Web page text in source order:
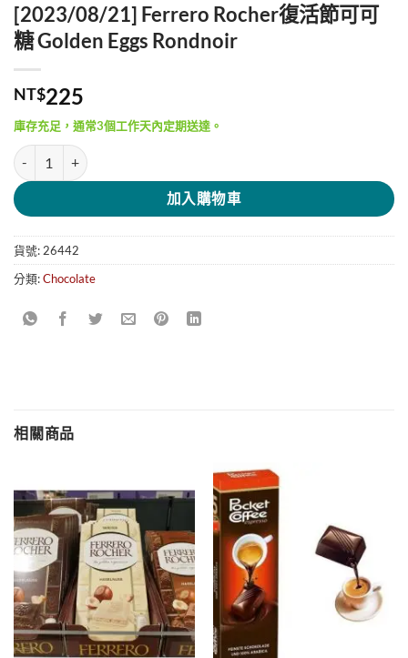
[2023/08/21] Ferrero Rocher復活節可可
糖 Golden Eggs Rondnoir
NT$225
庫存充足，通常3個工作天內定期送達。
[2023/08/21] Ferrero Rocher復活節可可糖 Golden Eggs Rondnoir 數
加入購物車
貨號: 26442
分類:Chocolate
相關商品